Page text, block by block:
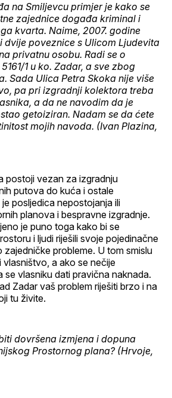
na Smiljevcu primjer je kako se
zajednice događa kriminal i
kvarta. Naime, 2007. godine
dvije poveznice s Ulicom Ljudevita
privatnu osobu. Radi se o
1 u ko. Zadar, a sve zbog
Sada Ulica Petra Skoka nije više
pa pri izgradnji kolektora treba
a da ne navodim da je
getoiziran. Nadam se da ćete
mojih navoda. (Ivan Plazina,
postoji vezan za izgradnju
putova do kuća i ostale
posljedica nepostojanja ili
planova i bespravne izgradnje.
je puno toga kako bi se
i ljudi riješili svoje pojedinačne
zajedničke probleme. U tom smislu
a ako se nečije
se vlasniku dati pravična naknada.
Zadar vaš problem riješiti brzo i na
tu živite.
dovršena izmjena i dopuna
Prostornog plana? (Hrvoje,